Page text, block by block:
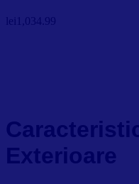
lei 1,034.99
Exterioare